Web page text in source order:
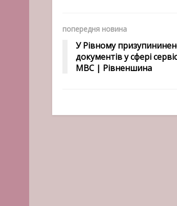
попередня новина
У Рівному
документів у сфері
МВС | Рівненшина